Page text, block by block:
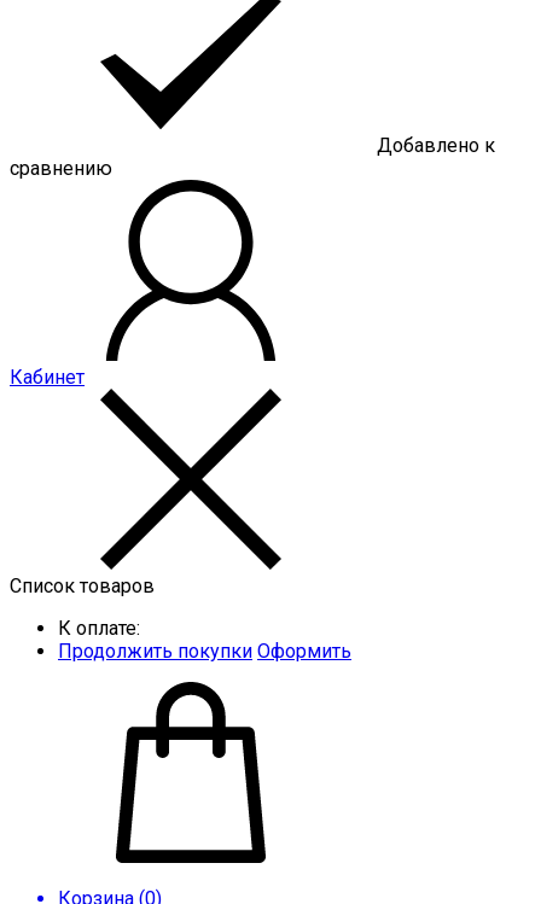
Добавлено к
сравнению
Кабинет
Список товаров
К оплате:
Продолжить покупки Оформить
Корзина (0)